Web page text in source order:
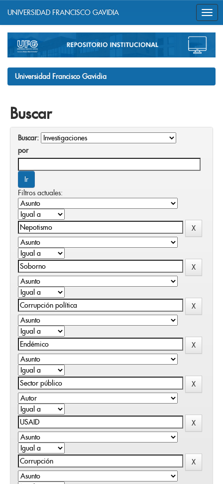
navigation
UNIVERSIDAD FRANCISCO GAVIDIA
Universidad Francisco Gavidia
Buscar
Buscar:
por
Filtros actuales: